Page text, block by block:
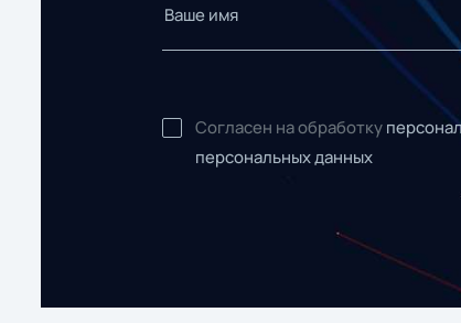
Согласен на обработку
персональных данных